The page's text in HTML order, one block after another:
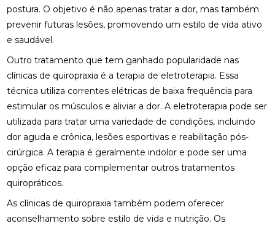
postura. O objetivo é não apenas tratar a dor, mas também
prevenir futuras lesões, promovendo um estilo de vida ativo
e saudável.
Outro tratamento que tem ganhado popularidade nas
clínicas de quiropraxia é a terapia de eletroterapia. Essa
técnica utiliza correntes elétricas de baixa frequência para
estimular os músculos e aliviar a dor. A eletroterapia pode ser
utilizada para tratar uma variedade de condições, incluindo
dor aguda e crônica, lesões esportivas e reabilitação pós-
cirúrgica. A terapia é geralmente indolor e pode ser uma
opção eficaz para complementar outros tratamentos
quiropráticos.
As clínicas de quiropraxia também podem oferecer
aconselhamento sobre estilo de vida e nutrição. Os
FISIOTERAPIA DE REABILITAÇÃO VESTIBULAR PARA
MELHORAR SEU EQUILÍBRIO
BENEFÍCIOS E PRÁTICAS
BENEFÍCIOS E PRÁTICAS ESSENCIAIS
FISIOTERAPIA MOTORA E RESPIRATÓRIA:
BENEFÍCIOS E ABORDAGENS EFICAZES
TRATAMENTO PODE AJUDAR NA RECUPERAÇÃO
TRATAMENTO PODE MELHORAR SEU EQUILÍBRIO E
QUALIDADE DE VIDA